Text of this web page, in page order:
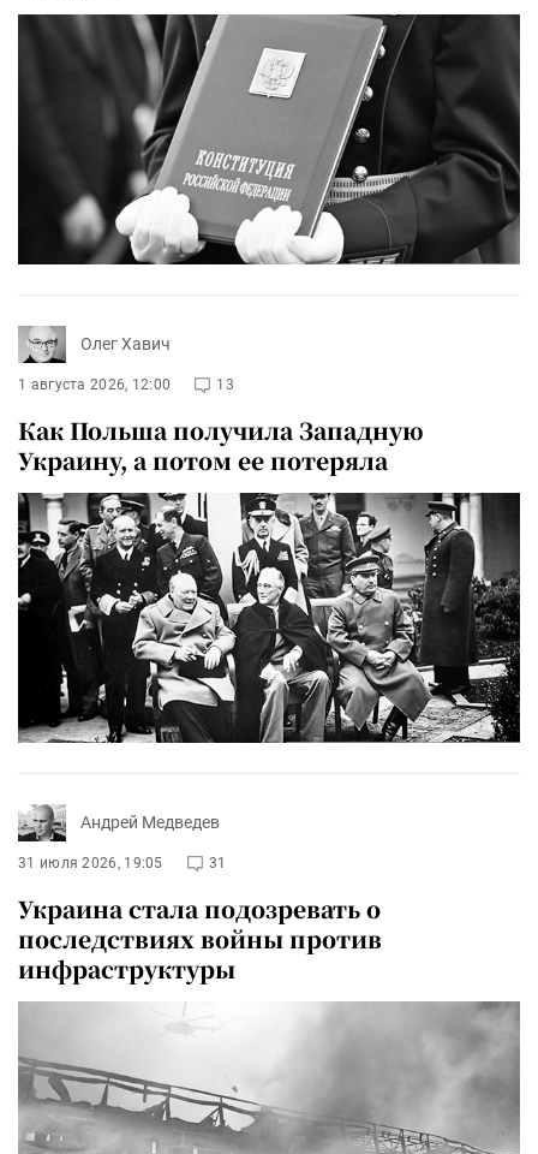
Олег Хавич
1 августа 2026, 12:00 13
Как Польша получила Западную
Украину, а потом ее потеряла
Андрей Медведев
31 июля 2026, 19:05 31
Украина стала подозревать о
последствиях войны против
инфраструктуры